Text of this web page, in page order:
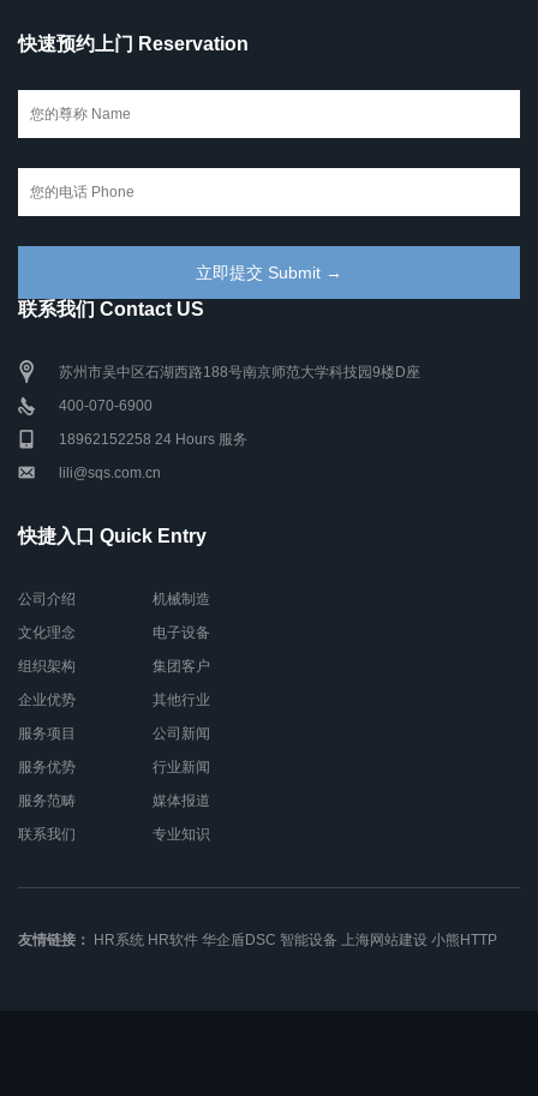
快速预约上门 Reservation
联系我们 Contact US
苏州市吴中区石湖西路188号南京师范大学科技园9楼D座
400-070-6900
18962152258 24 Hours 服务
lili@sqs.com.cn
快捷入口 Quick Entry
公司介绍
文化理念
组织架构
企业优势
服务项目
服务优势
服务范畴
联系我们
机械制造
电子设备
集团客户
其他行业
公司新闻
行业新闻
媒体报道
专业知识
友情链接： HR系统 HR软件 华企盾DSC 智能设备 上海网站建设 小熊HTTP